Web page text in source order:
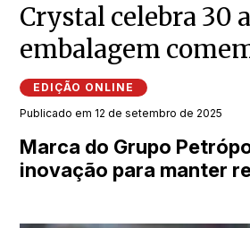
Crystal celebra 30
embalagem
EDIÇÃO ONLINE
Publicado em 12 de setembro de 2025
Marca do Grupo
inovação para manter